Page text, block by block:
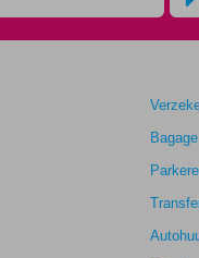
Bagage